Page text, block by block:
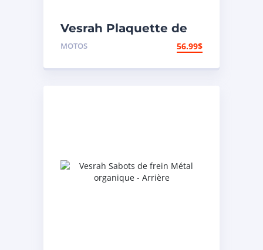
Vesrah Plaquette de
frein Métal fritté –
MOTOS 56.99$